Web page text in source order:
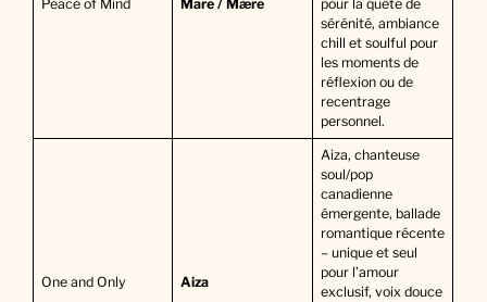
Peace of Mind Mare / Mære
pour la quête de
sérénité, ambiance
chill et soulful pour
les moments de
réflexion ou de
recentrage
personnel.
One and Only Aiza
Aiza, chanteuse
soul/pop
canadienne
émergente, ballade
romantique récente
– unique et seul
pour l’amour
exclusif, voix douce